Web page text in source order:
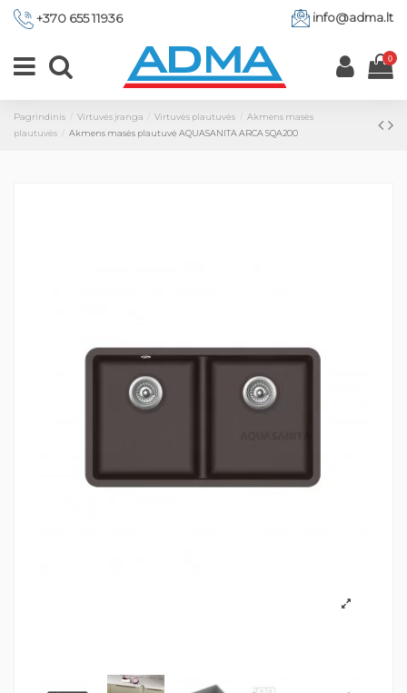
+370 655 11936 info@adma.lt
0
Pagrindinis Virtuvės įranga Virtuvės plautuvės
Akmens masės
plautuvės
Akmens masės plautuvė AQUASANITA ARCA SQA200